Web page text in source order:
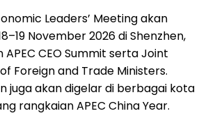
Leaders’ Meeting akan
November 2026 di Shenzhen,
CEO Summit serta Joint
Foreign and Trade Ministers.
juga akan digelar di berbagai kota
rangkaian APEC China Year.